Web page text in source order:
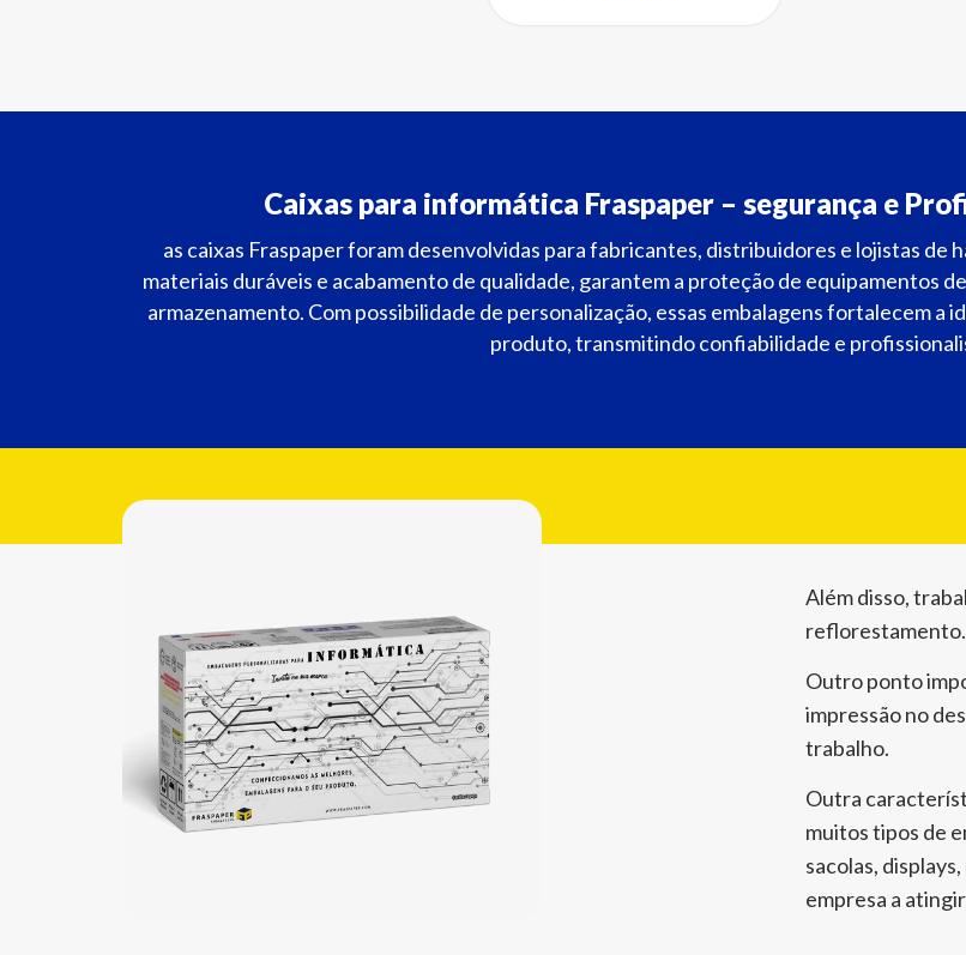
Caixas para informática Fraspaper – segurança e
as caixas Fraspaper foram desenvolvidas para fabricantes, distribuidores e lojistas de
materiais duráveis e acabamento de qualidade, garantem a proteção de equipamentos
armazenamento. Com possibilidade de personalização, essas embalagens fortalecem a
produto, transmitindo confiabilidade e
Além disso,
reflorestamento.
Outro ponto
impressão no
trabalho.
Outra
muitos tipos de
sacolas,
empresa a